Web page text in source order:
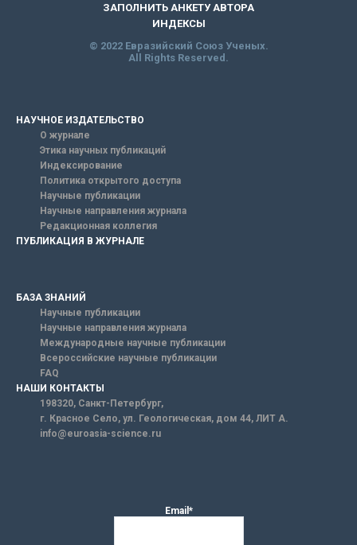
ЗАПОЛНИТЬ АНКЕТУ АВТОРА
ИНДЕКСЫ
© 2022 Евразийский Союз Ученых.
All Rights Reserved.
НАУЧНОЕ ИЗДАТЕЛЬСТВО
О журнале
Этика научных публикаций
Индексирование
Политика открытого доступа
Научные публикации
Научные направления журнала
Редакционная коллегия
ПУБЛИКАЦИЯ В ЖУРНАЛЕ
БАЗА ЗНАНИЙ
Научные публикации
Научные направления журнала
Международные научные публикации
Всероссийские научные публикации
FAQ
НАШИ КОНТАКТЫ
198320, Санкт-Петербург,
г. Красное Село, ул. Геологическая, дом 44, ЛИТ А.
info@euroasia-science.ru
Email*